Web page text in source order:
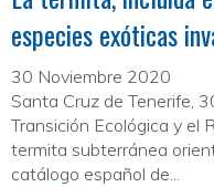
especies exóticas
30 Noviembre 2020
Santa Cruz de Tenerife,
Transición Ecológica y el
termita subterránea
catálogo español de...